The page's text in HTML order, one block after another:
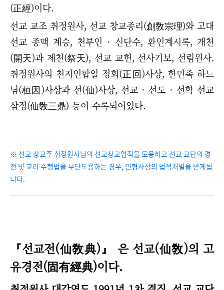
(正經)이다.
선교 교조 취정원사, 선교 창교종리(創敎宗理)와 고대
선교 종맥 계승, 천부인 · 신단수, 환인계시록, 개천
(開天)과 제천(祭天), 선교 교헌, 선사기보, 선림원사.
취정원사의 천지인합일 정회(正回)사상, 한민족 하느
님(桓因)사상과 선(仙)사상, 선교 · 선도 · 선학 선교
삼정(仙敎三鼎) 등이 수록되어있다.
※ 선교 창교주 취정원사님의 선교창교업적을 도용하고 선교 교단의 경
전 및 교리 수행법을 무단도용하는 경우, 민형사상의 법적처벌을 받게됩
니다.
『선교전(仙敎典)』 은 선교(仙敎)의 고
유경전(固有經典)이다.